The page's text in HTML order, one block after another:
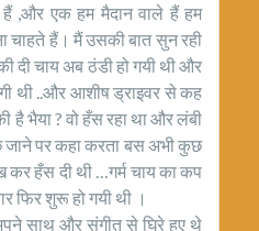
,और एक हम मैदान वाले हैं हम
चाहते हैं। मैं उसकी बात सुन रही
दी चाय अब ठंडी हो गयी थी और
थी ..और आशीष ड्राइवर से कह
है भैया ? वो हँस रहा था और लंबी
जाने पर कहा करता बस अभी कुछ
कर हँस दी थी …गर्म चाय का कप
फिर शुरू हो गयी थी ।
साथ और संगीत से घिरे हुए थे